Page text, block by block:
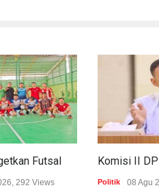
292 Views Politik 08 Agu